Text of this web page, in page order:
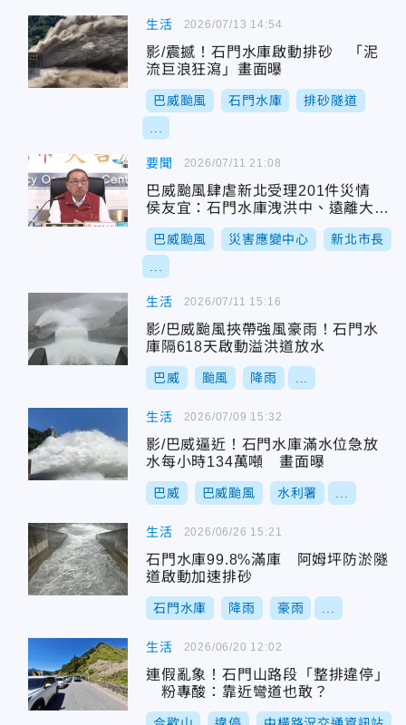
生活
影/震撼！石門水庫啟動排砂 「泥
流巨浪狂瀉」畫面曝
巴威颱風 石門水庫 排砂隧道
2026/07/13 14:54
要聞
巴威颱風肆虐新北受理201件災情
侯友宜：石門水庫洩洪中、遠離大漢
溪
巴威颱風 災害應變中心 新北市長
2026/07/11 21:08
生活
影/巴威颱風挾帶強風豪雨！石門水
庫隔618天啟動溢洪道放水
巴威 颱風 降雨
2026/07/11 15:16
生活
影/巴威逼近！石門水庫滿水位急放
水每小時134萬噸 畫面曝
巴威 巴威颱風 水利署
2026/07/09 15:32
生活
石門水庫99.8%滿庫 阿姆坪防淤隧
道啟動加速排砂
石門水庫 降雨 豪雨
2026/06/26 15:21
生活
連假亂象！石門山路段「整排違停」
粉專酸：靠近彎道也敢？
2026/06/20 12:02